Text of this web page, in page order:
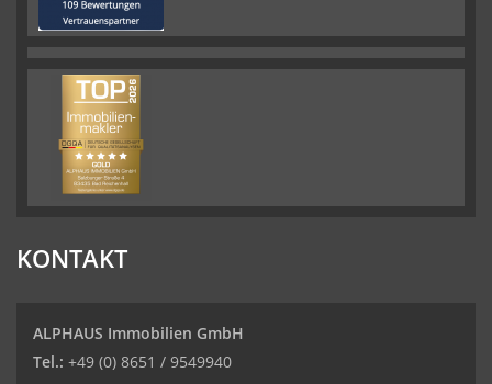
KONTAKT
ALPHAUS Immobilien GmbH
Tel.: +49 (0) 8651 / 9549940